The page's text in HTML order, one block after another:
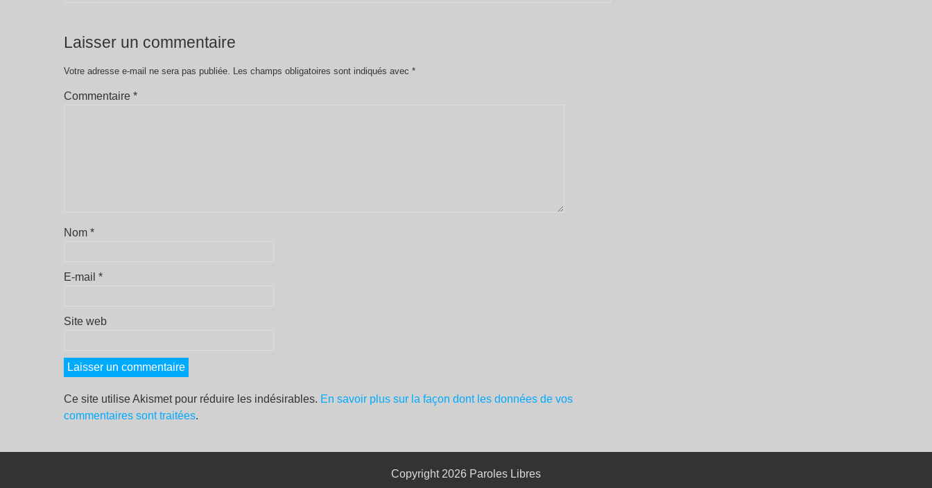
Laisser un commentaire
Votre adresse e-mail ne sera pas publiée. Les champs obligatoires sont indiqués avec *
Commentaire *
Nom *
E-mail *
Site web
Ce site utilise Akismet pour réduire les indésirables. En savoir plus sur la façon dont les données de vos
commentaires sont traitées.
Copyright 2026 Paroles Libres